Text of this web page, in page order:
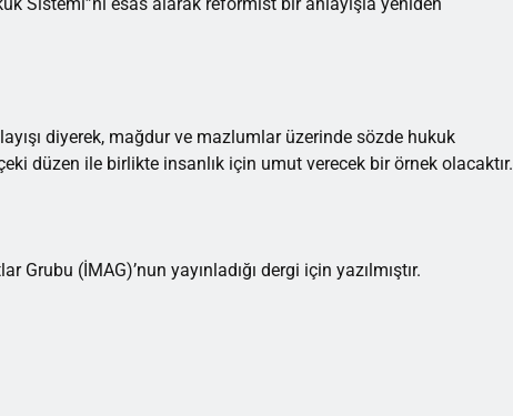
diyerek, mağdur ve mazlumlar üzerinde sözde hukuk
düzen ile birlikte insanlık için umut verecek bir örnek olacaktır.
Grubu (İMAG)’nun yayınladığı dergi için yazılmıştır.